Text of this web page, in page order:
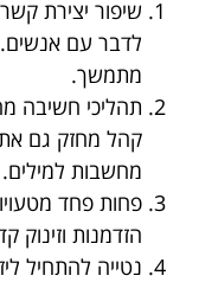
שיפור יצירת
לדבר עם
מתמשך.
תהליכי חשיבה
קהל מחזק גם
מחשבות למילים.
פחות פחד
הזדמנות
נטייה להתחיל